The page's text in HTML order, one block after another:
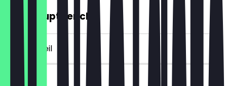
2für1 Hauptgericht
~4 € Vorteil
30 Tage